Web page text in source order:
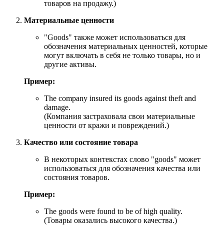
товаров на продажу.)
Материальные ценности
"Goods" также может использоваться для
обозначения материальных ценностей, которые
могут включать в себя не только товары, но и
другие активы.
Пример:
The company insured its goods against theft and
damage.
(Компания застраховала свои материальные
ценности от кражи и повреждений.)
Качество или состояние товара
В некоторых контекстах слово "goods" может
использоваться для обозначения качества или
состояния товаров.
Пример:
The goods were found to be of high quality.
(Товары оказались высокого качества.)